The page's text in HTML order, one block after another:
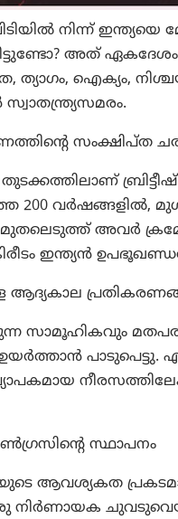
നിന്ന്
അത്
ത്യാഗം, ഐക്യം,
സംക്ഷിപ്ത
തുടക്കത്തിലാണ്
വർഷങ്ങളിൽ,
അവർ
ഇന്ത്യൻ
ആദ്യകാല
സാമൂഹികവും
പാടുപെട്ടു.
സ്ഥാപനം
ആവശ്യകത
നിർണായക